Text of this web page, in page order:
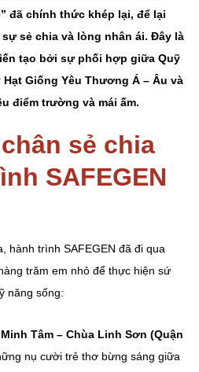
đã chính thức khép lại, để lại
sẻ chia và lòng nhân ái. Đây là
tạo bởi sự phối hợp giữa Quỹ
Hạt Giống Yêu Thương Á – Âu và
điểm trường và mái ấm.
sẻ chia
SAFEGEN
hành trình SAFEGEN đã đi qua
trăm em nhỏ để thực hiện sứ
năng sống:
Tâm – Chùa Linh Sơn (Quận
nụ cười trẻ thơ bừng sáng giữa